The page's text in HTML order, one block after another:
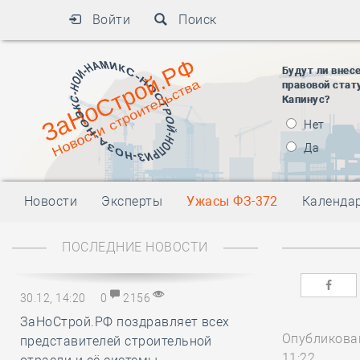
Войти Поиск
Будут ли
правовой
Капинус?
Нет
Да
Новости Эксперты Ужасы ФЗ-372
ПОСЛЕДНИЕ НОВОСТИ
30.12, 14:20 0 2156
ЗаНоСтрой.РФ поздравляет всех
представителей строительной